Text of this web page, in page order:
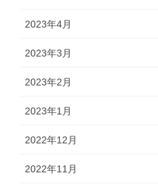
2023年4月
2023年3月
2023年2月
2023年1月
2022年12月
2022年11月